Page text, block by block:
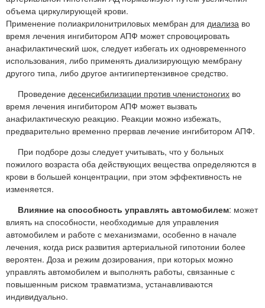
объема циркулирующей крови.
Применение полиакрилонитриловых мембран для диализа во
время лечения ингибитором АПФ может спровоцировать
анафилактический шок, следует избегать их одновременного
использования, либо применять диализирующую мембрану
другого типа, либо другое антигипертензивное средство.
Проведение десенсибилизации против членистоногих во
время лечения ингибитором АПФ может вызвать
анафилактическую реакцию. Реакции можно избежать,
предварительно временно прервав лечение ингибитором АПФ.
При подборе дозы следует учитывать, что у больных
пожилого возраста оба действующих вещества определяются в
крови в большей концентрации, при этом эффективность не
изменяется.
Влияние на способность управлять автомобилем: может
влиять на способности, необходимые для управления
автомобилем и работе с механизмами, особенно в начале
лечения, когда риск развития артериальной гипотонии более
вероятен. Доза и режим дозирования, при которых можно
управлять автомобилем и выполнять работы, связанные с
повышенным риском травматизма, устанавливаются
индивидуально.